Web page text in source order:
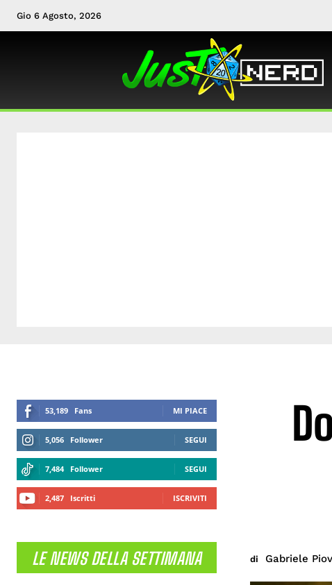
Gio 6 Agosto, 2026
53,189 Fans MI PIACE
5,056 Follower SEGUI
7,484 Follower SEGUI
2,487 Iscritti ISCRIVITI
LE NEWS DELLA SETTIMANA di Gabriele